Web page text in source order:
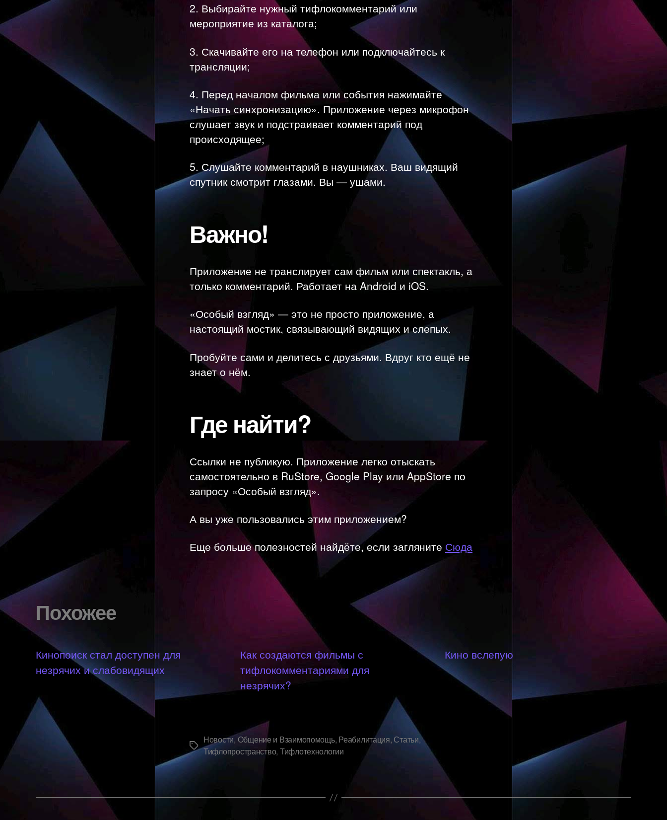
2. Выбирайте нужный тифлокомментарий или
мероприятие из каталога;
3. Скачивайте его на телефон или подключайтесь к
трансляции;
4. Перед началом фильма или события нажимайте
«Начать синхронизацию». Приложение через микрофон
слушает звук и подстраивает комментарий под
происходящее;
5. Слушайте комментарий в наушниках. Ваш видящий
спутник смотрит глазами. Вы — ушами.
Важно!
Приложение не транслирует сам фильм или спектакль, а
только комментарий. Работает на Android и iOS.
«Особый взгляд» — это не просто приложение, а
настоящий мостик, связывающий видящих и слепых.
Пробуйте сами и делитесь с друзьями. Вдруг кто ещё не
знает о нём.
Где найти?
Ссылки не публикую. Приложение легко отыскать
самостоятельно в RuStore, Google Play или AppStore по
запросу «Особый взгляд».
А вы уже пользовались этим приложением?
Еще больше полезностей найдёте, если загляните Сюда
Похожее
Кинопоиск стал доступен для
незрячих и слабовидящих
Как создаются фильмы с
тифлокомментариями для
незрячих?
Кино вслепую
Метки
Новости, Общение и Взаимопомощь, Реабилитация, Статьи,
Тифлопространство, Тифлотехнологии